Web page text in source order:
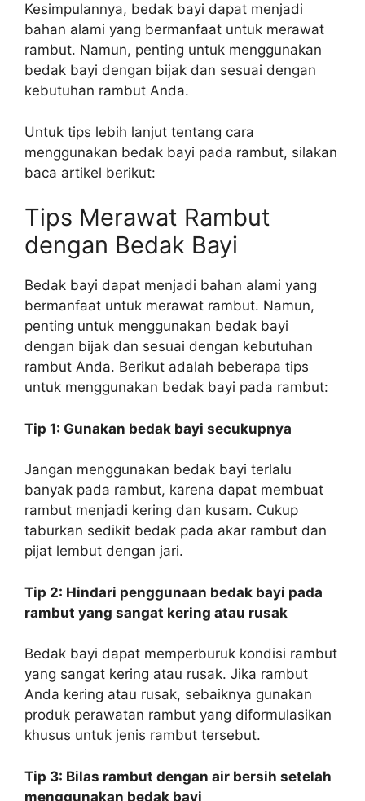
Kesimpulannya, bedak bayi dapat menjadi
bahan alami yang bermanfaat untuk merawat
rambut. Namun, penting untuk menggunakan
bedak bayi dengan bijak dan sesuai dengan
kebutuhan rambut Anda.
Untuk tips lebih lanjut tentang cara
menggunakan bedak bayi pada rambut, silakan
baca artikel berikut:
Tips Merawat Rambut
dengan Bedak Bayi
Bedak bayi dapat menjadi bahan alami yang
bermanfaat untuk merawat rambut. Namun,
penting untuk menggunakan bedak bayi
dengan bijak dan sesuai dengan kebutuhan
rambut Anda. Berikut adalah beberapa tips
untuk menggunakan bedak bayi pada rambut:
Tip 1: Gunakan bedak bayi secukupnya
Jangan menggunakan bedak bayi terlalu
banyak pada rambut, karena dapat membuat
rambut menjadi kering dan kusam. Cukup
taburkan sedikit bedak pada akar rambut dan
pijat lembut dengan jari.
Tip 2: Hindari penggunaan bedak bayi pada
rambut yang sangat kering atau rusak
Bedak bayi dapat memperburuk kondisi rambut
yang sangat kering atau rusak. Jika rambut
Anda kering atau rusak, sebaiknya gunakan
produk perawatan rambut yang diformulasikan
khusus untuk jenis rambut tersebut.
Tip 3: Bilas rambut dengan air bersih setelah
menggunakan bedak bayi